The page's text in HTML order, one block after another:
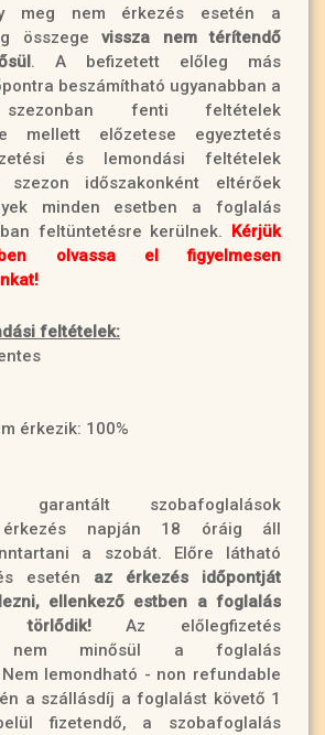
meg nem érkezés esetén a
összegevissza nem térítendő
. A befizetett előleg más
beszámítható ugyanabban a
szezonban fenti feltételek
mellett előzetese egyeztetés
és lemondási feltételek
szezon időszakonként eltérőek
minden esetben a foglalás
feltüntetésre kerülnek. Kérjük
olvassa el figyelmesen
feltételek:
érkezik: 100%
garantált szobafoglalások
napján 18 óráig áll
a szobát. Előre látható
esetén az érkezés időpontját
ellenkező estben a foglalás
törlődik!Az előlegfizetés
nem minősül a foglalás
lemondható - non refundable
a szállásdíj a foglalást követő 1
fizetendő, a szobafoglalás